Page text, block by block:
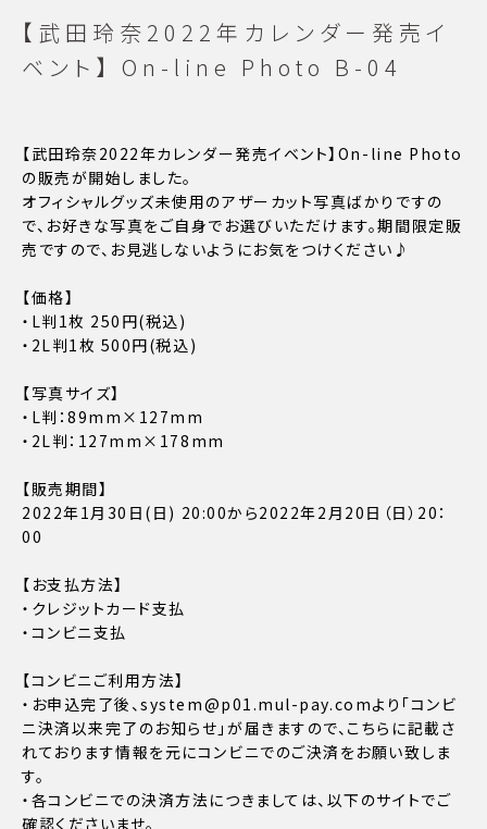
【武田玲奈2022年カレンダー発売イ
ベント】 On-line Photo B-04
【武田玲奈2022年カレンダー発売イベント】On-line Photo
の販売が開始しました。
オフィシャルグッズ未使用のアザーカット写真ばかりですの
で、お好きな写真をご自身でお選びいただけます。期間限定販
売ですので、お見逃しないようにお気をつけください♪
【価格】
・L判1枚 250円(税込)
・2L判1枚 500円(税込)
【写真サイズ】
・L判：89mm×127mm
・2L判：127mm×178mm
【販売期間】
2022年1月30日(日) 20:00から2022年2月20日（日）20：
00
【お支払方法】
・クレジットカード支払
・コンビニ支払
【コンビニご利用方法】
・お申込完了後、system@p01.mul-pay.comより「コンビ
ニ決済以来完了のお知らせ」が届きますので、こちらに記載さ
れております情報を元にコンビニでのご決済をお願い致しま
す。
・各コンビニでの決済方法につきましては、以下のサイトでご
確認くださいませ。